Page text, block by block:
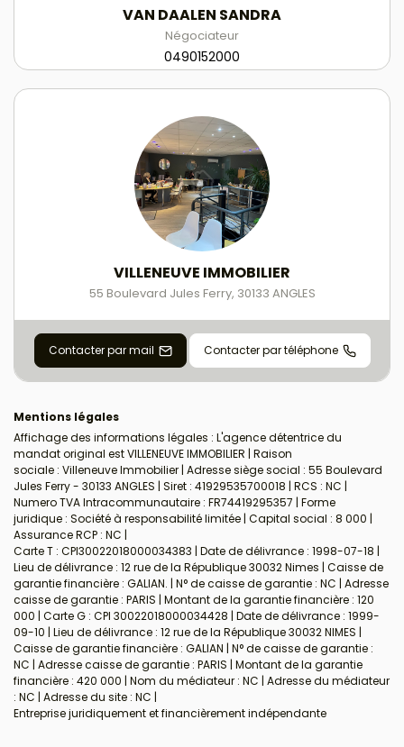
VAN DAALEN SANDRA
Négociateur
0490152000
VILLENEUVE IMMOBILIER
55 Boulevard Jules Ferry, 30133 ANGLES
Contacter par mail Contacter par téléphone
Mentions légales
Affichage des informations légales : L'agence détentrice du
mandat original est VILLENEUVE IMMOBILIER | Raison
sociale : Villeneuve Immobilier | Adresse siège social : 55 Boulevard
Jules Ferry - 30133 ANGLES | Siret : 41929535700018 | RCS : NC |
Numero TVA Intracommunautaire : FR74419295357 | Forme
juridique : Société à responsabilité limitée | Capital social : 8 000 |
Assurance RCP : NC |
Carte T : CPI30022018000034383 | Date de délivrance : 1998-07-18 |
Lieu de délivrance : 12 rue de la République 30032 Nimes | Caisse de
garantie financière : GALIAN. | N° de caisse de garantie : NC | Adresse
caisse de garantie : PARIS | Montant de la garantie financière : 120
000 | Carte G : CPI 30022018000034428 | Date de délivrance : 1999-
09-10 | Lieu de délivrance : 12 rue de la République 30032 NIMES |
Caisse de garantie financière : GALIAN | N° de caisse de garantie :
NC | Adresse caisse de garantie : PARIS | Montant de la garantie
financière : 420 000 | Nom du médiateur : NC | Adresse du médiateur
: NC | Adresse du site : NC |
Entreprise juridiquement et financièrement indépendante